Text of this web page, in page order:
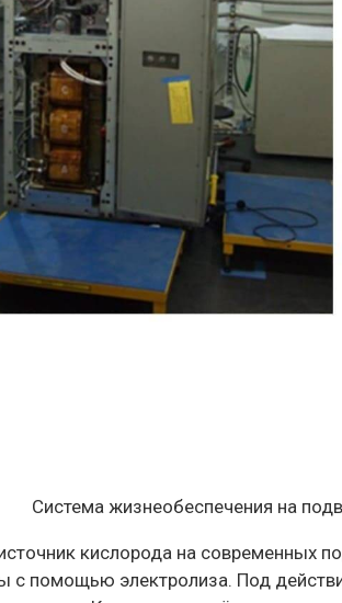
Система жизнеобеспечения на
кислорода на современных
с помощью электролиза. Под